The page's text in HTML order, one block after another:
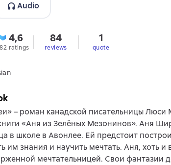
Audio
4,6
ratings
84
reviews
1
quote
– роман канадской писательницы
«Аня из Зелёных Мезонинов». Аня
в школе в Авонлее. Ей предстоит
им знания и научить мечтать. Аня, хоть и
мечтательницей. Свои фантазии